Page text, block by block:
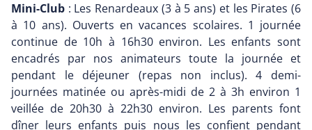
Mini-Club : Les Renardeaux (3 à 5 ans) et les Pirates (6
à 10 ans). Ouverts en vacances scolaires. 1 journée
continue de 10h à 16h30 environ. Les enfants sont
encadrés par nos animateurs toute la journée et
pendant le déjeuner (repas non inclus). 4 demi-
journées matinée ou après-midi de 2 à 3h environ 1
veillée de 20h30 à 22h30 environ. Les parents font
dîner leurs enfants puis nous les confient pendant